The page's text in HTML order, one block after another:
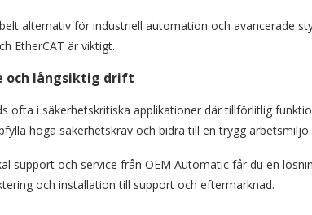
alternativ för industriell automation och avancerade
EtherCAT är viktigt.
och långsiktig drift
ofta i säkerhetskritiska applikationer där tillförlitlig
höga säkerhetskrav och bidra till en trygg arbetsmiljö
support och service från OEM Automatic får du en
och installation till support och eftermarknad.